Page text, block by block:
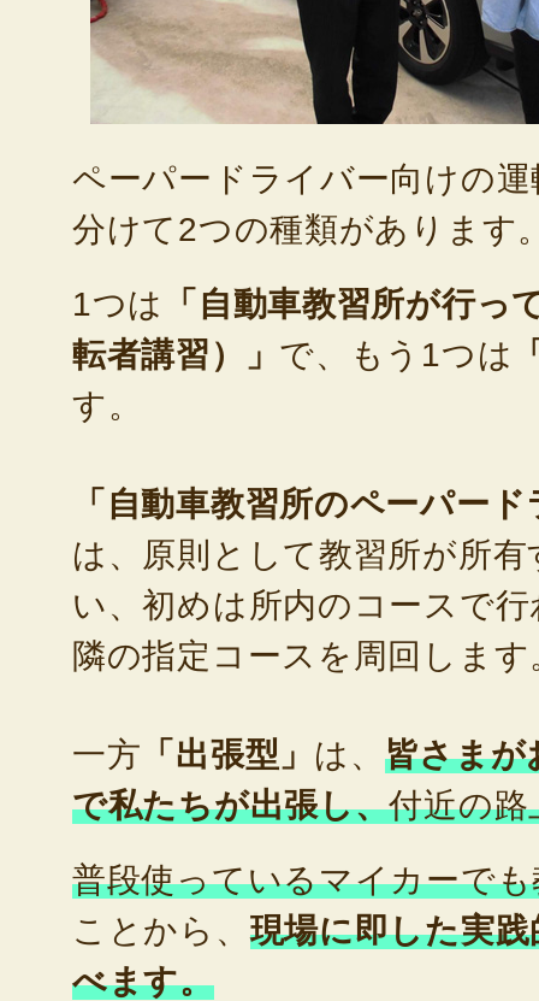
ペーパードライバー向けの
分けて2つの種類があります
1つは
「自動車教習所が行っ
転者講習）」 で、もう1つは
す。
「自動車教習所のペーパー
は、原則として教習所が所
い、初めは所内のコースで
隣の指定コースを周回します
一方 「出張型」 は、 皆さまが
で私たちが出張し、付近の路
普段使っているマイカーで
ことから、現場に即した実
べます。